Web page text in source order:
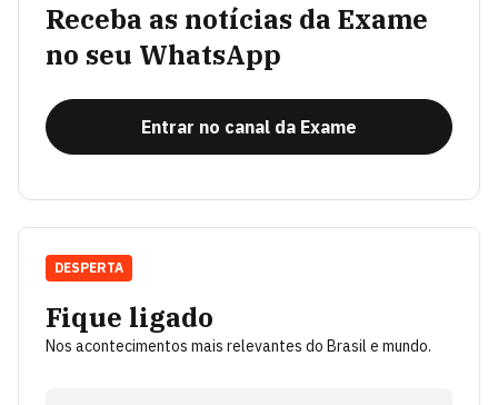
Receba as notícias da Exame
no seu WhatsApp
Entrar no canal da Exame
Fique ligado
Nos acontecimentos mais relevantes do Brasil e mundo.
DESPERTA